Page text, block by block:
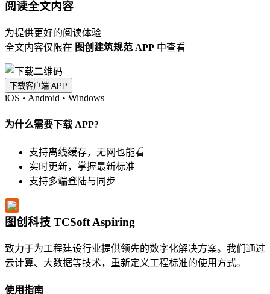
阅读全文内容
为提供更好的阅读体验
全文内容仅限在 图创建筑规范 APP 中查看
下载客户端 APP
iOS • Android • Windows
为什么需要下载 APP?
支持离线缓存，无网也能看
实时更新，掌握最新标准
支持多端登陆与同步
图创科技 TCSoft Aspiring
致力于为工程建设行业提供领先的数字化解决方案。我们通过
云计算、大数据等技术，重新定义工程标准的使用方式。
使用指南